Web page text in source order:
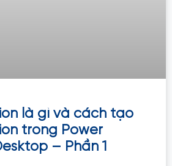
là gì và cách tạo
trong Power
– Phần 1